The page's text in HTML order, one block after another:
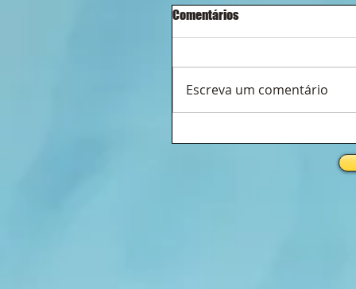
Comentários
Escreva um comentário